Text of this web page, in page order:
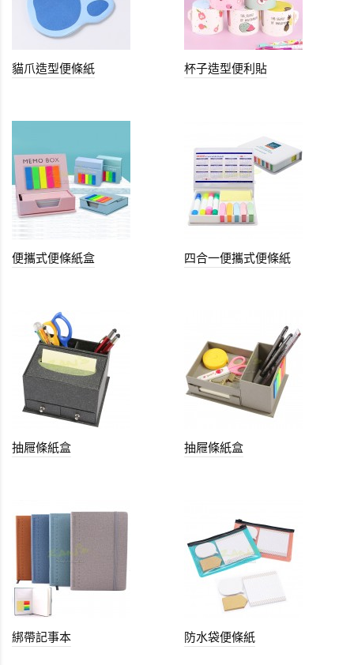
貓爪造型便條紙 杯子造型便利貼
便攜式便條紙盒 四合一便攜式便條紙
抽屜條紙盒 抽屜條紙盒
綁帶記事本 防水袋便條紙